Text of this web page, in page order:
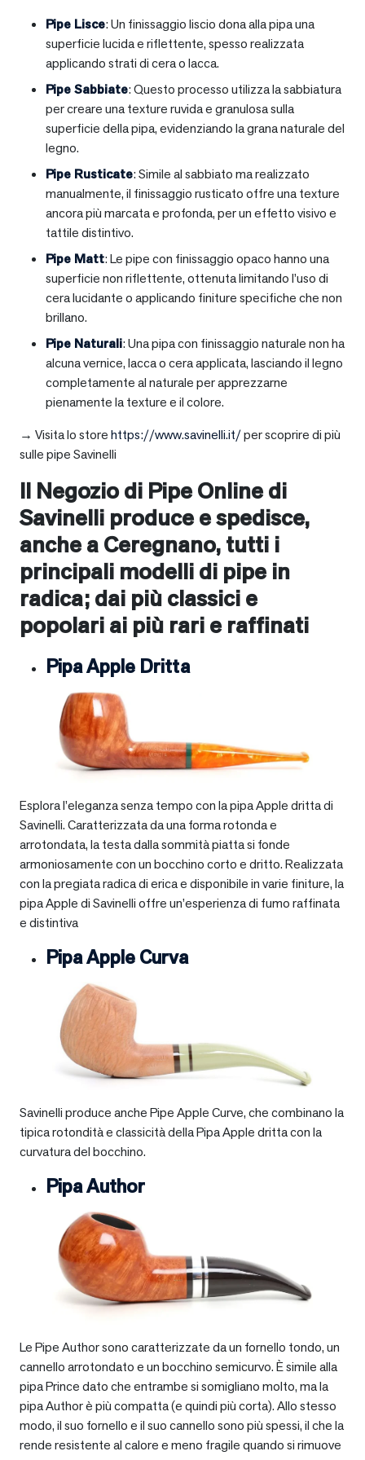
Pipe Lisce: Un finissaggio liscio dona alla pipa una
superficie lucida e riflettente, spesso realizzata
applicando strati di cera o lacca.
Pipe Sabbiate: Questo processo utilizza la sabbiatura
per creare una texture ruvida e granulosa sulla
superficie della pipa, evidenziando la grana naturale del
legno.
Pipe Rusticate: Simile al sabbiato ma realizzato
manualmente, il finissaggio rusticato offre una texture
ancora più marcata e profonda, per un effetto visivo e
tattile distintivo.
Pipe Matt: Le pipe con finissaggio opaco hanno una
superficie non riflettente, ottenuta limitando l’uso di
cera lucidante o applicando finiture specifiche che non
brillano.
Pipe Naturali: Una pipa con finissaggio naturale non ha
alcuna vernice, lacca o cera applicata, lasciando il legno
completamente al naturale per apprezzarne
pienamente la texture e il colore.
→ Visita lo storehttps://www.savinelli.it/per scoprire di più
sulle pipe Savinelli
Il Negozio di Pipe Online di
Savinelli produce e spedisce,
anche aCeregnano, tutti i
principali modelli di pipe in
radica; dai più classici e
popolari ai più rari e raffinati
Pipa Apple Dritta
Esplora l’eleganza senza tempo con la pipa Apple dritta di
Savinelli. Caratterizzata da una forma rotonda e
arrotondata, la testa dalla sommità piatta si fonde
armoniosamente con un bocchino corto e dritto. Realizzata
con la pregiata radica di erica e disponibile in varie finiture, la
pipa Apple di Savinelli offre un’esperienza di fumo raffinata
e distintiva
Pipa Apple Curva
Savinelli produce anche Pipe Apple Curve, che combinano la
tipica rotondità e classicità della Pipa Apple dritta con la
curvatura del bocchino.
Pipa Author
Le Pipe Author sono caratterizzate da un fornello tondo, un
cannello arrotondato e un bocchino semicurvo. È simile alla
pipa Prince dato che entrambe si somigliano molto, ma la
pipa Author è più compatta (e quindi più corta). Allo stesso
modo, il suo fornello e il suo cannello sono più spessi, il che la
rende resistente al calore e meno fragile quando si rimuove